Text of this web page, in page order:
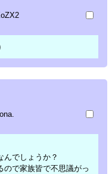
んでしょうか？
ので家族皆で不思議がっ